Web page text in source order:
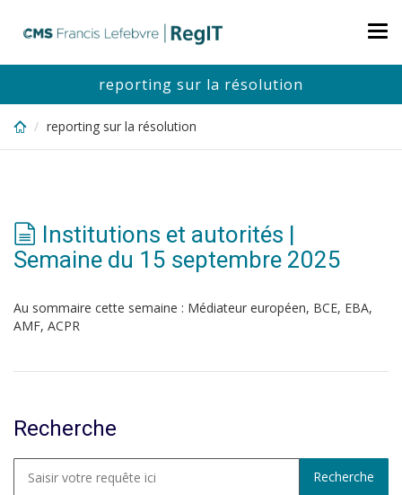
content
reporting sur la résolution
reporting sur la résolution
Institutions et autorités |
Semaine du 15 septembre 2025
Au sommaire cette semaine : Médiateur européen, BCE, EBA,
AMF, ACPR
Recherche